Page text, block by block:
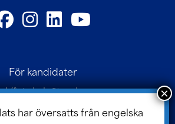
För kandidater
Vårt skolnätverk
Kontakt
har översatts från engelska